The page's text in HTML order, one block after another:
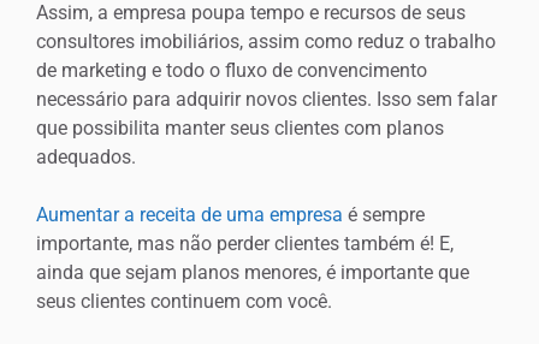
Assim, a empresa poupa tempo e recursos de seus
consultores imobiliários, assim como reduz o trabalho
de marketing e todo o fluxo de convencimento
necessário para adquirir novos clientes. Isso sem falar
que possibilita manter seus clientes com planos
adequados.
Aumentar a receita de uma empresa é sempre
importante, mas não perder clientes também é! E,
ainda que sejam planos menores, é importante que
seus clientes continuem com você.